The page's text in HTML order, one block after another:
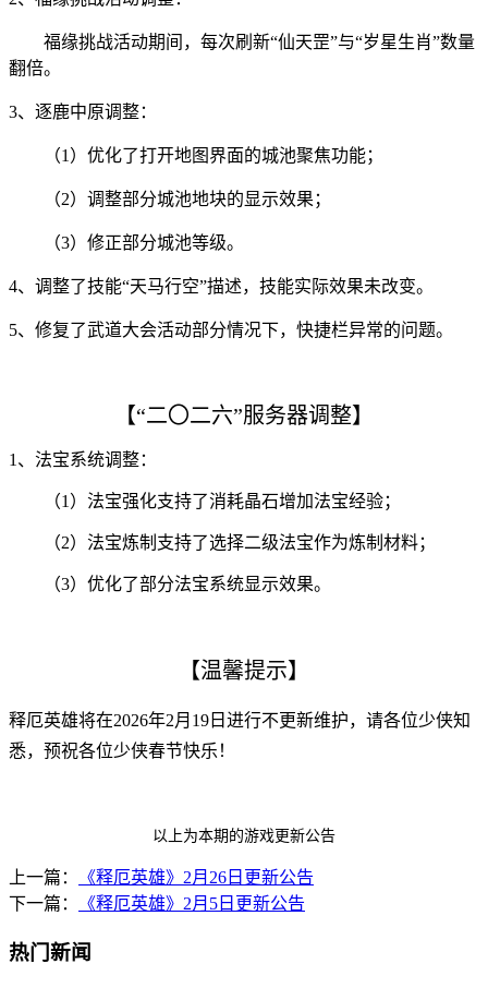
福缘挑战活动期间，每次刷新“仙天罡”与“岁星生肖”数量
翻倍。
3、逐鹿中原调整：
（1）优化了打开地图界面的城池聚焦功能；
（2）调整部分城池地块的显示效果；
（3）修正部分城池等级。
4、调整了技能“天马行空”描述，技能实际效果未改变。
5、修复了武道大会活动部分情况下，快捷栏异常的问题。
【“二〇二六”服务器调整】
1、 法宝系统调整：
（1）法宝强化支持了消耗晶石增加法宝经验；
（2）法宝炼制支持了选择二级法宝作为炼制材料；
（3）优化了部分法宝系统显示效果。
【温馨提示】
释厄英雄将在2026年2月19日进行不更新维护，请各位少侠知
悉，预祝各位少侠春节快乐！
以上为本期的游戏更新公告
上一篇：
《释厄英雄》2月26日更新公告
下一篇：
《释厄英雄》2月5日更新公告
热门新闻